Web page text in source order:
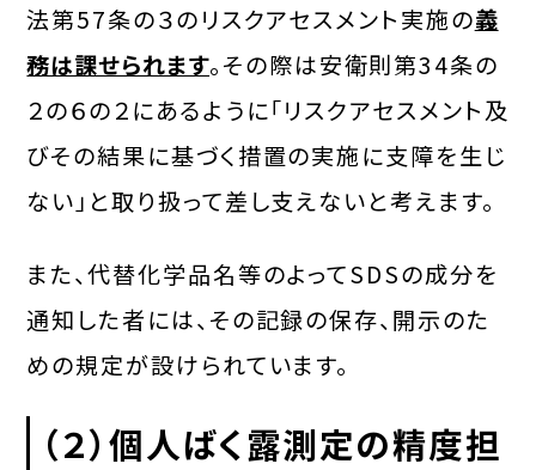
法第57条の３のリスクアセスメント実施の義
務は課せられます。その際は安衛則第34条の
２の６の２にあるように「リスクアセスメント及
びその結果に基づく措置の実施に支障を生じ
ない」と取り扱って差し支えないと考えます。
また、代替化学品名等のよってSDSの成分を
通知した者には、その記録の保存、開示のた
めの規定が設けられています。
（２）個人ばく露測定の精度担